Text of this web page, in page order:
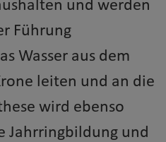
und werden
Führung
Wasser aus dem
leiten und an die
wird ebenso
Jahrringbildung und